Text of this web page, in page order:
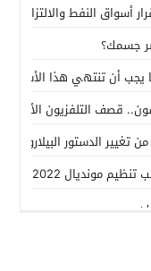
أسواق النفط والالتزام
جسمك؟
أن تنتهي هذا الأسبوع
قصف التلفزيون
تغيير الدستور
2022 من روسيا